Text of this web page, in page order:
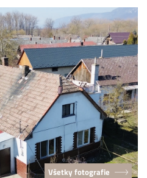
Všetky fotografie